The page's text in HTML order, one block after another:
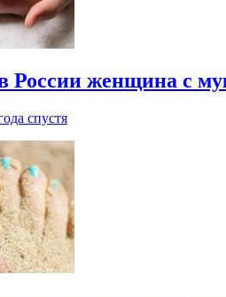
России женщина с
спустя